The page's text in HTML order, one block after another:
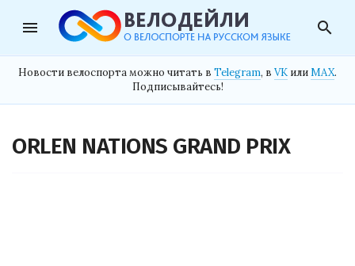
menu search
Новости велоспорта можно читать в Telegram, в VK илиMAX.
Подписывайтесь!
ORLEN NATIONS GRAND PRIX